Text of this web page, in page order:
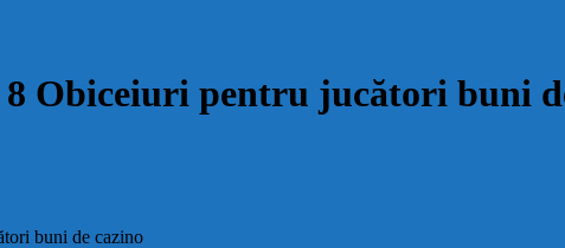
Obiceiuri pentru jucători buni
buni de cazino